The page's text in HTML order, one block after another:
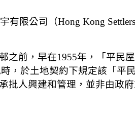
限公司（Hong Kong
前，早在1955年，「平民
，於土地契約下規定該「平
人興建和管理，並非由政